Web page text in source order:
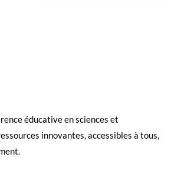
éducative en sciences et
innovantes, accessibles à tous,